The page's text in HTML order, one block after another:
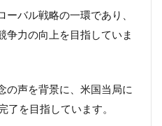
バル戦略の一環であり、
争力の向上を目指していま
の声を背景に、米国当局に
了を目指しています。